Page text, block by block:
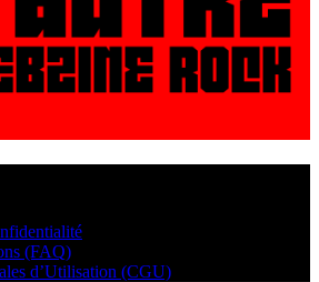
(FAQ)
d’Utilisation (CGU)